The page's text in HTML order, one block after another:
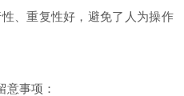
重复性好，避免了人为操作
事项：